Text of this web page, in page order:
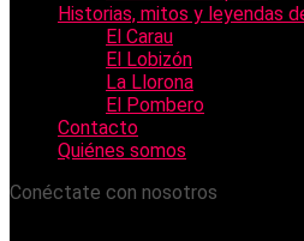
Historias, mitos y leyendas
El Carau
El Lobizón
La Llorona
El Pombero
Contacto
Quiénes somos
Conéctate con nosotros